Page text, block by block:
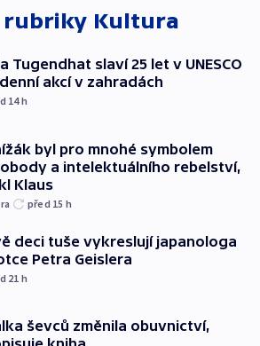
rubriky Kultura
Tugendhat slaví 25 let v UNESCO
akcí v zahradách
14h
byl pro mnohé symbolem
a intelektuálního rebelství,
Klaus
před 15 h
deci tuše vykreslují japanologa
Petra Geislera
21 h
ševců změnila obuvnictví,